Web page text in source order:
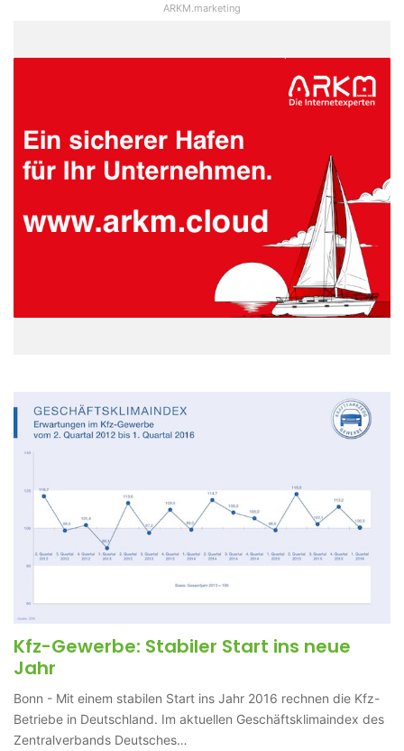
ARKM.marketing
Kfz-Gewerbe: Stabiler Start ins neue
Jahr
Bonn - Mit einem stabilen Start ins Jahr 2016 rechnen die Kfz-
Betriebe in Deutschland. Im aktuellen Geschäftsklimaindex des
Zentralverbands Deutsches…